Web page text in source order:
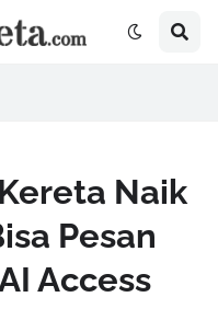
Naik
Pesan
Access